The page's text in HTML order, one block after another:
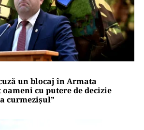
un blocaj în Armata
oameni cu putere de decizie
curmezișul”